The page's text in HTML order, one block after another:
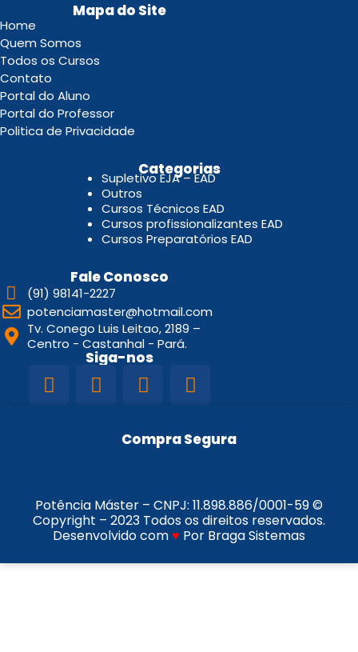
Mapa do Site
Home
Quem Somos
Todos os Cursos
Contato
Portal do Aluno
Portal do Professor
Politica de Privacidade
Categorias
Supletivo EJA – EAD
Outros
Cursos Técnicos EAD
Cursos profissionalizantes EAD
Cursos Preparatórios EAD
Fale Conosco
(91) 98141-2227
potenciamaster@hotmail.com
Tv. Conego Luis Leitao, 2189 –
Centro - Castanhal - Pará.
Siga-nos
Compra Segura
Potência Máster – CNPJ: 11.898.886/0001-59©
Copyright – 2023 Todos os direitos reservados.
Desenvolvido com♥ Por Braga Sistemas